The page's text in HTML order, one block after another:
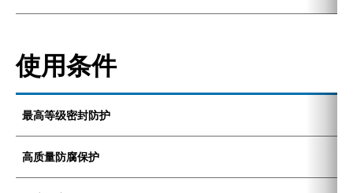
使用条件
最高等级密封防护
高质量防腐保护